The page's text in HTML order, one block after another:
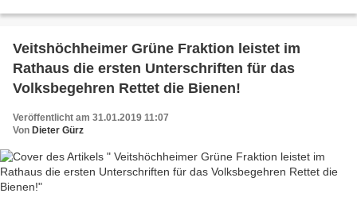
Veitshöchheimer Grüne Fraktion leistet im
Rathaus die ersten Unterschriften für das
Volksbegehren Rettet die Bienen!
Veröffentlicht am 31.01.2019 11:07
Von Dieter Gürz